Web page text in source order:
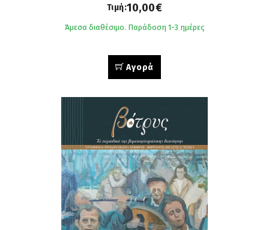
Τιμή:10,00€
Άμεσα διαθέσιμο. Παράδοση 1-3 ημέρες
Αγορά